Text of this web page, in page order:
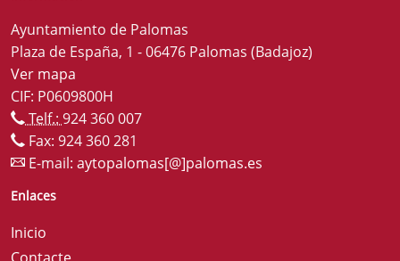
Ayuntamiento de Palomas
Plaza de España, 1 - 06476 Palomas (Badajoz)
Ver mapa
CIF: P0609800H
Telf.: 924 360 007
Fax: 924 360 281
E-mail: aytopalomas[@]palomas.es
Enlaces
Inicio